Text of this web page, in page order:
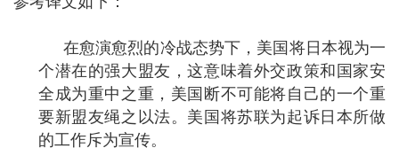
在愈演愈烈的冷战态势下，美国将日本视为一
个潜在的强大盟友，这意味着外交政策和国家安
全成为重中之重，美国断不可能将自己的一个重
要新盟友绳之以法。美国将苏联为起诉日本所做
的工作斥为宣传。